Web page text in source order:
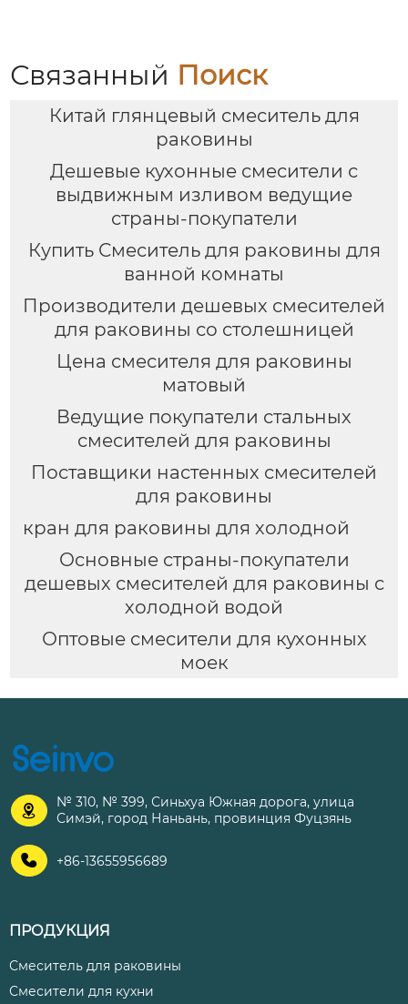
Связанный Поиск
Китай глянцевый смеситель для
раковины
Дешевые кухонные смесители с
выдвижным изливом ведущие
страны-покупатели
Купить Смеситель для раковины для
ванной комнаты
Производители дешевых смесителей
для раковины со столешницей
Цена смесителя для раковины
матовый
Ведущие покупатели стальных
смесителей для раковины
Поставщики настенных смесителей
для раковины
кран для раковины для холодной
Основные страны-покупатели
дешевых смесителей для раковины с
холодной водой
Оптовые смесители для кухонных
моек

№ 310, № 399, Синьхуа Южная дорога, улица
Симэй, город Наньань, провинция Фуцзянь
 +86-13655956689
ПРОДУКЦИЯ
Смеситель для раковины
Смесители для кухни